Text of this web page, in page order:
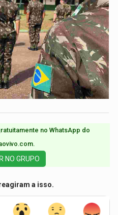
no WhatsApp do
NO GRUPO
a isso.